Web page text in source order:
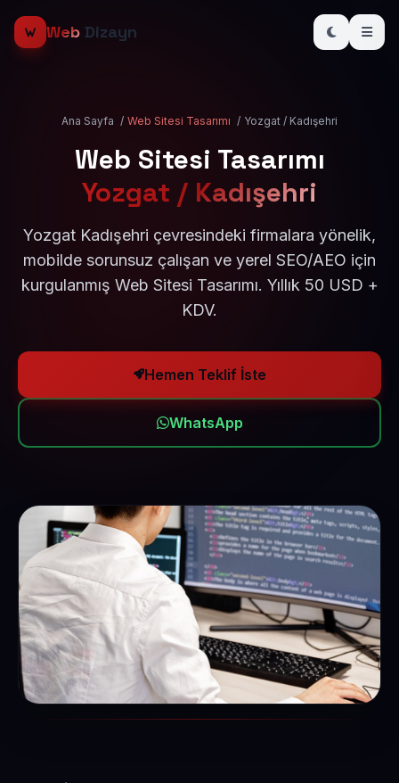
Web Dizayn
Ana Sayfa / Web Sitesi Tasarımı / Yozgat / Kadışehri
Web Sitesi Tasarımı
Yozgat / Kadışehri
Yozgat Kadışehri çevresindeki firmalara yönelik,
mobilde sorunsuz çalışan ve yerel SEO/AEO için
kurgulanmış Web Sitesi Tasarımı. Yıllık 50 USD +
KDV.
Hemen Teklif İste
WhatsApp